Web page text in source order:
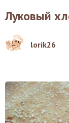
Луковый
lorik26